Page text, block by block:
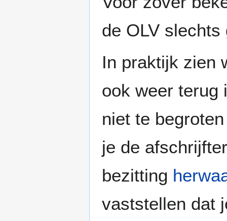
de OLV
In praktijk zien
ook weer terug
niet te
je de
bezitting
vaststellen dat